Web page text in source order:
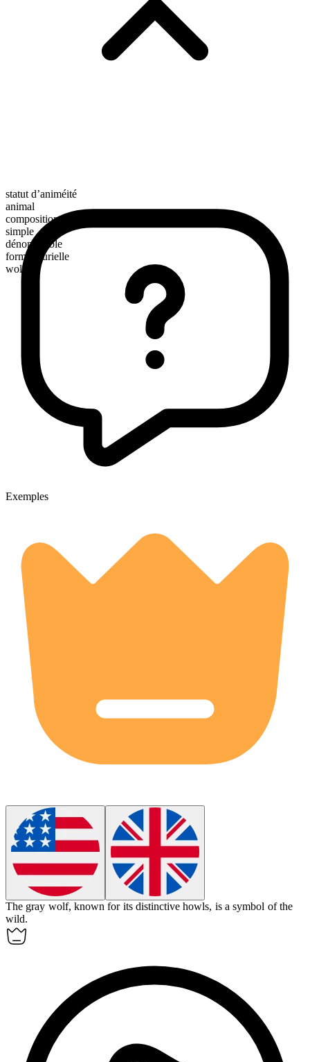
statut d’animéité
animal
composition morphologique
simple
dénombrable
forme plurielle
wolves
Exemples
The gray wolf, known for its distinctive howls, is a symbol of the
wild.